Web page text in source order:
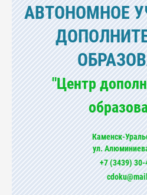
АВТОНОМНОЕ
"Центр
Каменск-
ул.
+7 (3439)